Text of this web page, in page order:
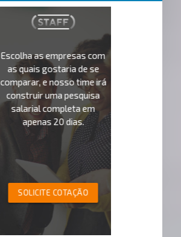
Escolha as empresas com
as quais gostaria de se
comparar, e nosso time irá
construir uma pesquisa
salarial completa em
apenas 20 dias.
SOLICITE COTAÇÃO